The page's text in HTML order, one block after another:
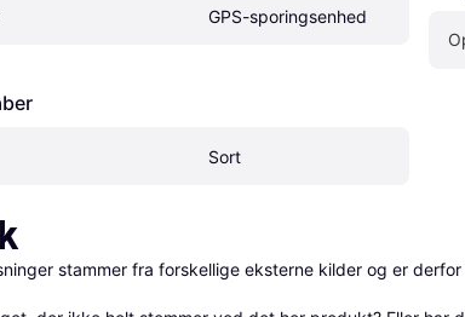
GPS-sporingsenhed
Sort
stammer fra forskellige eksterne kilder og er